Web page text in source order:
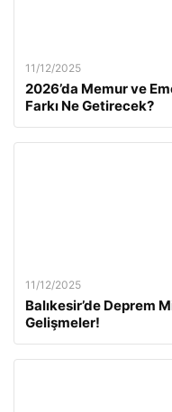
11/12/2025
2026’da Memur ve
Farkı Ne Getirecek?
11/12/2025
Balıkesir’de Deprem
Gelişmeler!